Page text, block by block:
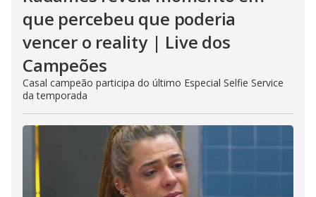
que percebeu que poderia
vencer o reality | Live dos
Campeões
Casal campeão participa do último Especial Selfie Service
da temporada